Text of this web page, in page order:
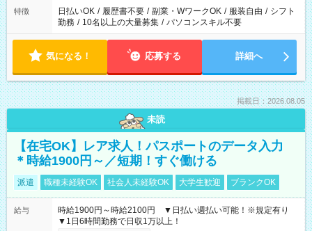
特徴 日払いOK / 履歴書不要 / 副業・WワークOK / 服装自由 / シフト
勤務 / 10名以上の大量募集 / パソコンスキル不要
気になる！ 応募する 詳細へ
掲載日：2026.08.05
未読
【在宅OK】レア求人！パスポートのデータ入力
＊時給1900円～／短期！すぐ働ける
派遣 職種未経験OK 社会人未経験OK 大学生歓迎 ブランクOK
給与
時給1900円～時給2100円 ▼日払い週払い可能！※規定有り
▼1日6時間勤務で日収1万以上！